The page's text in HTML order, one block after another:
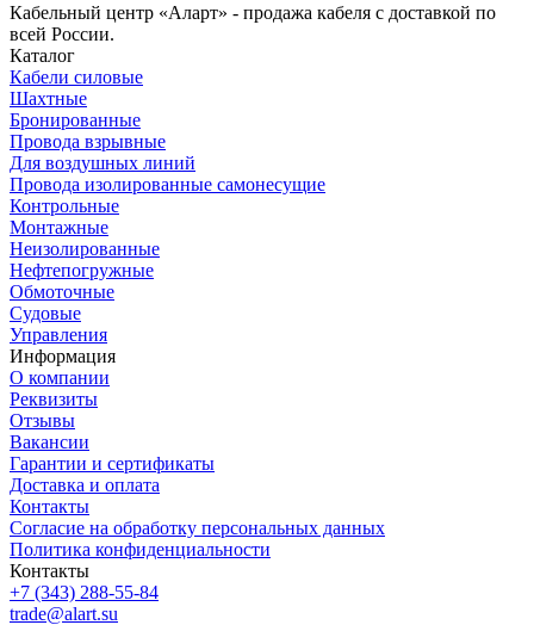
Кабельный центр «Аларт» - продажа кабеля с доставкой по
всей России.
Каталог
Кабели силовые
Шахтные
Бронированные
Провода взрывные
Для воздушных линий
Провода изолированные самонесущие
Контрольные
Монтажные
Неизолированные
Нефтепогружные
Обмоточные
Судовые
Управления
Информация
О компании
Реквизиты
Отзывы
Вакансии
Гарантии и сертификаты
Доставка и оплата
Контакты
Согласие на обработку персональных данных
Политика конфиденциальности
Контакты
+7 (343) 288-55-84
trade@alart.su